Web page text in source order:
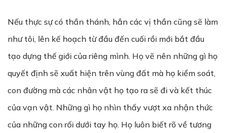
Nếu thực sự có thần thánh, hẳn các vị thần cũng sẽ làm
như tôi, lên kế hoạch từ đầu đến cuối rồi mới bắt đầu
tạo dựng thế giới của riêng mình. Họ vẽ nên những gì họ
quyết định sẽ xuất hiện trên vùng đất mà họ kiểm soát,
con đường mà các nhân vật họ tạo ra sẽ đi và kết thúc
của vạn vật. Những gì họ nhìn thấy vượt xa nhận thức
của những con rối dưới tay họ. Họ luôn biết rõ về tương